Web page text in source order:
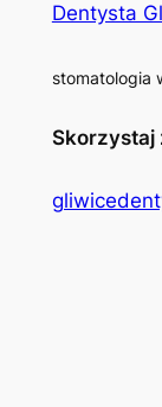
Dentysta
stomatologia
Skorzystaj